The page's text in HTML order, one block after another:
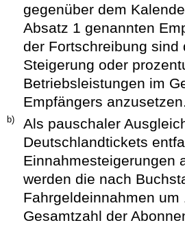
gegenüber dem
Absatz 1 genannten
der Fortschreibung
Steigerung oder
Betriebsleistungen im
Empfängers
b)
Als pauschaler
Deutschlandtickets
Einnahmesteigerungen
werden die nach
Fahrgeldeinnahmen
Gesamtzahl der